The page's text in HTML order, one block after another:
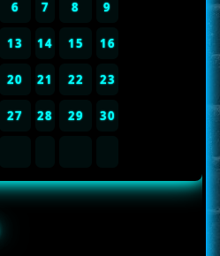
6 7 8 9
13 14 15 16
20 21 22 23
27 28 29 30